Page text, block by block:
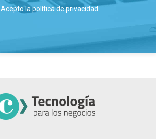
Acepto lapolítica de privacidad